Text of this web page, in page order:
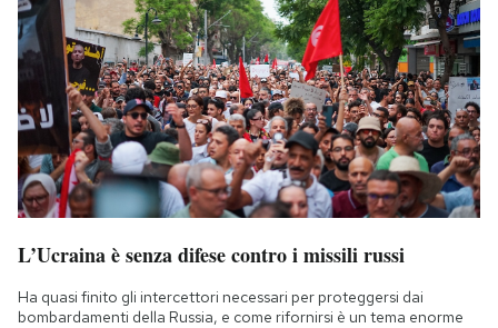
L’Ucraina è senza difese contro i missili russi
Ha quasi finito gli intercettori necessari per proteggersi dai
bombardamenti della Russia, e come rifornirsi è un tema enorme